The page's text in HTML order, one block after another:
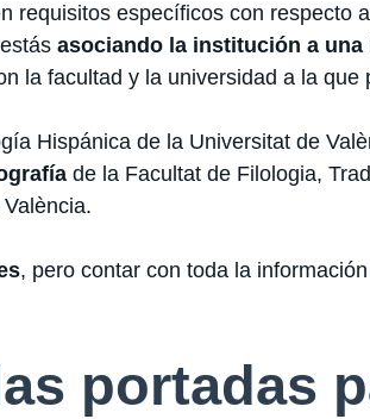
requisitos específicos con respecto
asociando la institución a una
la facultad y la universidad a la que
Hispánica de la Universitat de
de la Facultat de Filologia,
, pero contar con toda la
portadas